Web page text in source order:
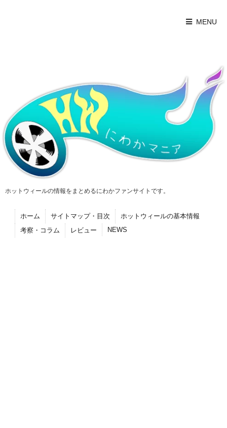
MENU
ホットウィールの情報をまとめるにわかファンサイトです。
ホーム サイトマップ・目次
ホットウィールの基本情報
考察・コラム
レビュー NEWS